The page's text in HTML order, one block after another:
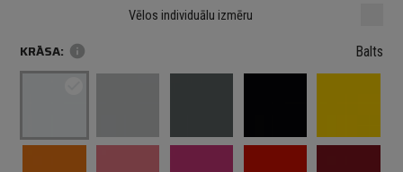
mm mm
Maksimālais izmērs: 1000 mm
Vēlos individuālu izmēru
KRĀSA: info Balts